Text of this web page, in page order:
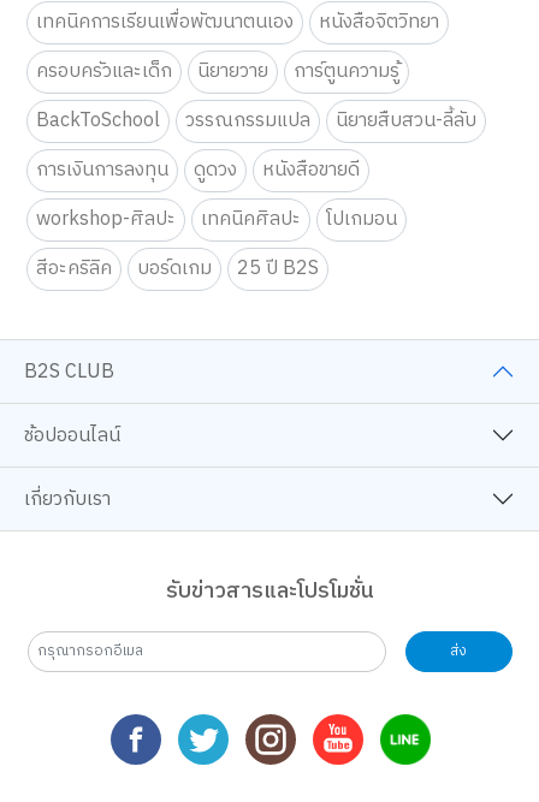
เทคนิคการเรียนเพื่อพัฒนาตนเอง
หนังสือจิตวิทยา
ครอบครัวและเด็ก
นิยายวาย
การ์ตูนความรู้
BackToSchool
วรรณกรรมแปล
นิยายสืบสวน-ลี้ลับ
การเงินการลงทุน
ดูดวง
หนังสือขายดี
workshop-ศิลปะ
เทคนิคศิลปะ
โปเกมอน
สีอะคริลิค
บอร์ดเกม 25 ปี B2S
B2S CLUB
ช้อปออนไลน์
เกี่ยวกับเรา
รับข่าวสารและโปรโมชั่น
ส่ง